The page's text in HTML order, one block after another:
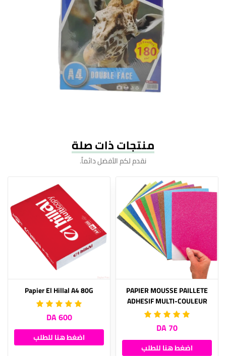
منتجات ذات صلة
نقدم لكم الأفضل دائماً.
PAPIER MOUSSE PAILLETE
ADHESIF MULTI-COULEUR
70 DA
اضغط هنا للطلب
Papier El Hillal A4 80G
600 DA
اضغط هنا للطلب